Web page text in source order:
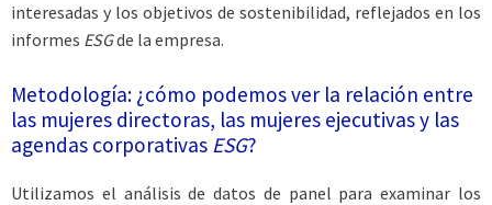
interesadas y los objetivos de sostenibilidad, reflejados en los
informes ESGde la empresa.
Metodología: ¿cómo podemos ver la relación entre
las mujeres directoras, las mujeres ejecutivas y las
agendas corporativas ESG?
Utilizamos el análisis de datos de panel para examinar los